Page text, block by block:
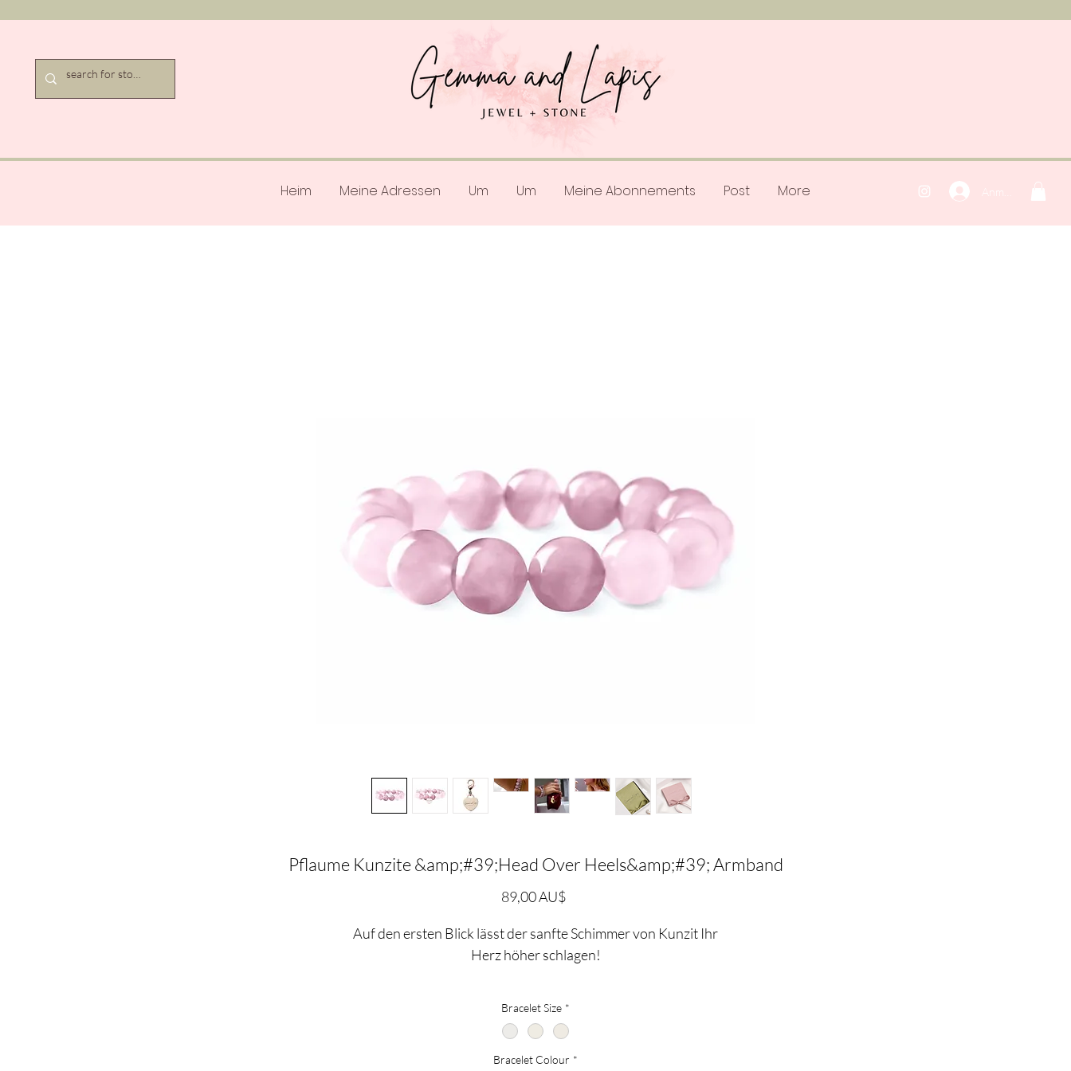
Heim Meine Adressen Um Um Meine Abonnements Post More Anmelden
Pflaume Kunzite &amp;#39;Head Over Heels&amp;#39; Armband
89,00 AU$Preis
Auf den ersten Blick lässt der sanfte Schimmer von Kunzit Ihr
Herz höher schlagen!
wir trotz aller Schwierigkeiten, denen wir gegenüberstehen,
alles überwinden können, wenn wir Frieden und Liebe in
unseren Herzen bewahren.
Bracelet Size *
Bracelet Colour *